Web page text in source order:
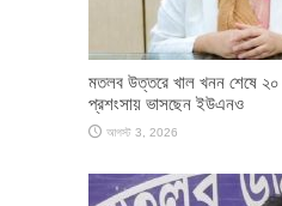
মতলব উত্তরে খাল খনন শেষে ২০
প্রশংসায় ভাসছেন ইউএনও
আগস্ট 3, 2026